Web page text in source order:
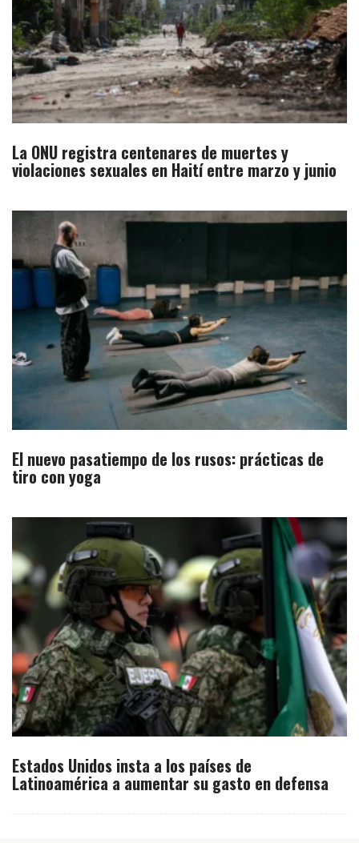
La ONU registra centenares de muertes y
violaciones sexuales en Haití entre marzo y junio
El nuevo pasatiempo de los rusos: prácticas de
tiro con yoga
Estados Unidos insta a los países de
Latinoamérica a aumentar su gasto en defensa